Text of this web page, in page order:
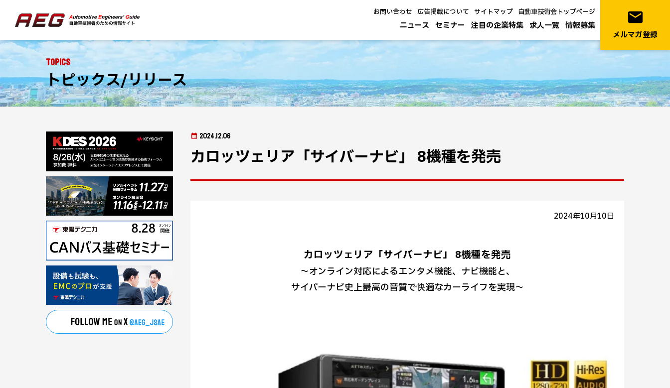
ニュース セミナー 注目の企業特集 求人一覧 情報募集
お問い合わせ 広告掲載について サイトマップ 自動車技術会トップページ email
メルマガ登録
Topics
トピックス/リリース
2024.12.06
カロッツェリア「サイバーナビ」 8機種を発売
2024年10月10日
カロッツェリア「サイバーナビ」 8機種を発売
～オンライン対応によるエンタメ機能、ナビ機能と、
サイバーナビ史上最高の音質で快適なカーライフを実現～